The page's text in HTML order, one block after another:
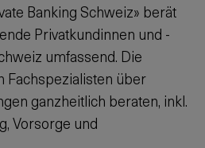
Banking Schweiz» berät
Privatkundinnen und -
umfassend. Die
Fachspezialisten über
ganzheitlich beraten, inkl.
Vorsorge und